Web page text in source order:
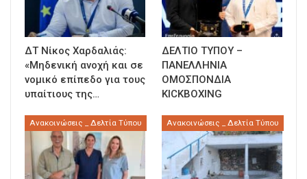
ΔΤ Νίκος Χαρδαλιάς:
«Μηδενική ανοχή και σε
νομικό επίπεδο για τους
υπαίτιους της…
ΔΕΛΤΙΟ ΤΥΠΟΥ –
ΠΑΝΕΛΛΗΝΙΑ
ΟΜΟΣΠΟΝΔΙΑ
KICKBOXING
Ανακοινώσεις _ Δελτία Τύπου Ανακοινώσεις _ Δελτία Τύπου